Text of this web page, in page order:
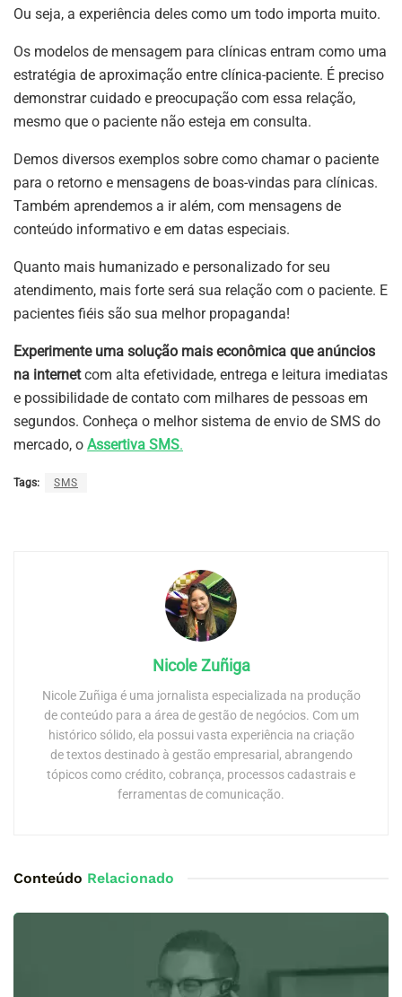
Ou seja, a experiência deles como um todo importa muito.
Os modelos de mensagem para clínicas entram como uma
estratégia de aproximação entre clínica-paciente. É preciso
demonstrar cuidado e preocupação com essa relação,
mesmo que o paciente não esteja em consulta.
Demos diversos exemplos sobre como chamar o paciente
para o retorno e mensagens de boas-vindas para clínicas.
Também aprendemos a ir além, com mensagens de
conteúdo informativo e em datas especiais.
Quanto mais humanizado e personalizado for seu
atendimento, mais forte será sua relação com o paciente. E
pacientes fiéis são sua melhor propaganda!
Experimente uma solução mais econômica que anúncios
na internetcom alta efetividade, entrega e leitura imediatas
e possibilidade de contato com milhares de pessoas em
segundos. Conheça o melhor sistema de envio de SMS do
mercado, o Assertiva SMS.
Tags: SMS
Nicole Zuñiga
Nicole Zuñiga é uma jornalista especializada na produção
de conteúdo para a área de gestão de negócios. Com um
histórico sólido, ela possui vasta experiência na criação
de textos destinado à gestão empresarial, abrangendo
tópicos como crédito, cobrança, processos cadastrais e
ferramentas de comunicação.
Conteúdo Relacionado